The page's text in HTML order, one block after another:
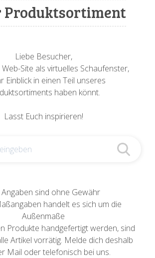
Produktsortiment
Liebe Besucher,
Site als virtuelles Schaufenster,
Einblick in einen Teil unseres
haben könnt.
Lasst Euch inspirieren!
Angaben sind ohne Gewähr
handelt es sich um die
Außenmaße
Produkte handgefertigt werden, sind
Artikel vorrätig. Melde dich deshalb
Mail oder telefonisch bei uns.